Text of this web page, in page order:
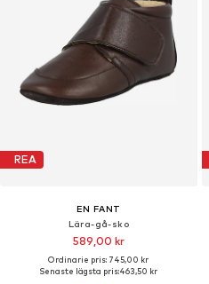
REA
EN FANT
Lära-gå-sko
589,00 kr
Ordinarie pris: 745,00 kr
Senaste lägsta pris:463,50 kr